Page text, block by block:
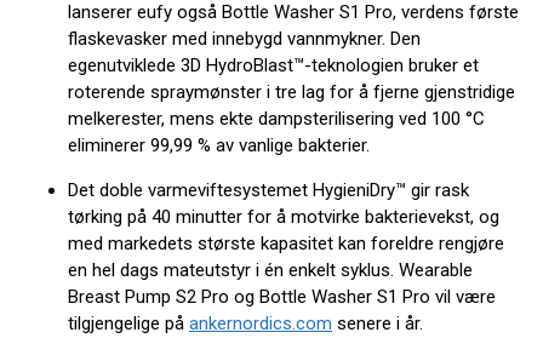
lanserer eufy også Bottle Washer S1 Pro, verdens første
flaskevasker med innebygd vannmykner. Den
egenutviklede 3D HydroBlast™-teknologien bruker et
roterende spraymønster i tre lag for å fjerne gjenstridige
melkerester, mens ekte dampsterilisering ved 100 °C
eliminerer 99,99 % av vanlige bakterier.
Det doble varmeviftesystemet HygieniDry™ gir rask
tørking på 40 minutter for å motvirke bakterievekst, og
med markedets største kapasitet kan foreldre rengjøre
en hel dags mateutstyr i én enkelt syklus. Wearable
Breast Pump S2 Pro og Bottle Washer S1 Pro vil være
tilgjengelige på ankernordics.com senere i år.